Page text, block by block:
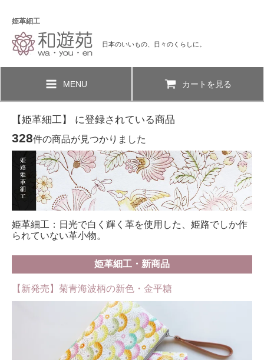
姫革細工
日本のいいもの、日々のくらしに。
MENU カートを見る
【姫革細工】 に登録されている商品
328件の商品が見つかりました
姫革細工：日光で白く輝く革を使用した、姫路でしか作
られていない革小物。
姫革細工・新商品
【新発売】菊青海波柄の新色・金平糖